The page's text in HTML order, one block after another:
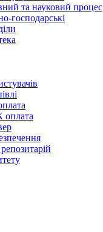
та науковий процес
господарські